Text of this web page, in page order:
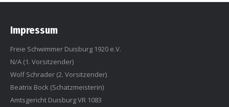
Impressum
Freie Schwimmer Duisburg 1920 e.V.
N/A (1. Vorsitzender)
Wolf Schrader (2. Vorsitzender)
Beatrix Bock (Schatzmeisterin)
Amtsgericht Duisburg VR 1083